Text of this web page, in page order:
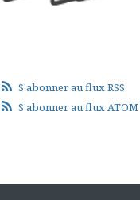
S'abonner au flux RSS
S'abonner au flux ATOM